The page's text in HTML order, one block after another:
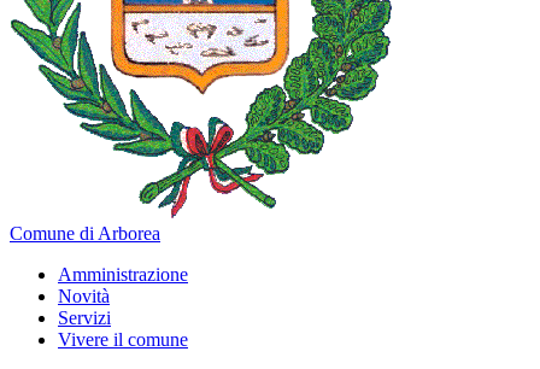
Comune di Arborea
Amministrazione
Novità
Servizi
Vivere il comune